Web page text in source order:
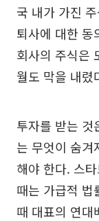
국 내가 가진
퇴사에 대한 동
회사의 주식은
월도 막을 내렸
투자를 받는 것
는 무엇이 숨겨
해야 한다. 스
때는 가급적 법
때 대표의 연대